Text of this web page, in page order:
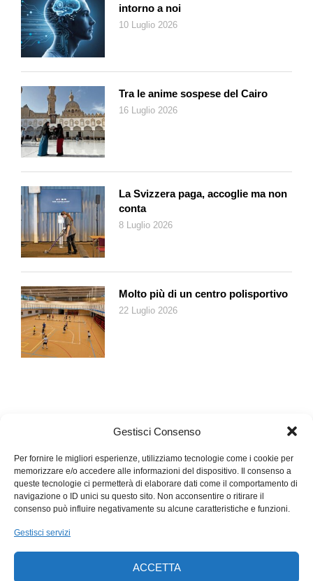
Gestisci Consenso
Per fornire le migliori esperienze, utilizziamo tecnologie come i cookie per
memorizzare e/o accedere alle informazioni del dispositivo. Il consenso a
queste tecnologie ci permetterà di elaborare dati come il comportamento di
navigazione o ID unici su questo sito. Non acconsentire o ritirare il
consenso può influire negativamente su alcune caratteristiche e funzioni.
Gestisci servizi
ACCETTA
intorno a noi
10 Luglio 2026
Tra le anime sospese del Cairo
16 Luglio 2026
La Svizzera paga, accoglie ma non
conta
8 Luglio 2026
Molto più di un centro polisportivo
22 Luglio 2026